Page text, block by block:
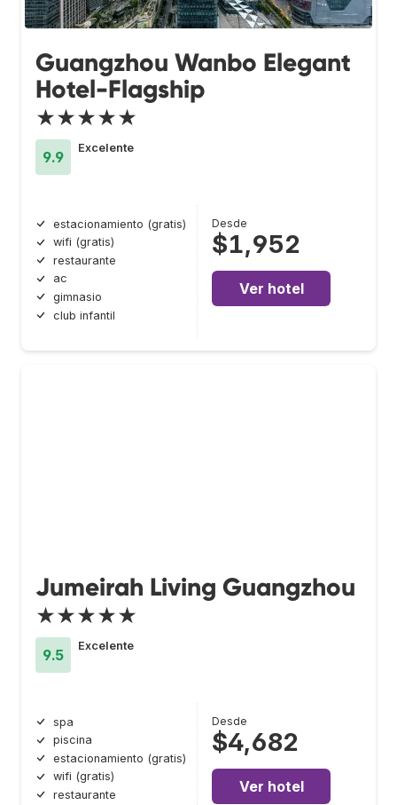
Guangzhou Wanbo Elegant
Hotel-Flagship
★★★★★
9.9
Excelente
estacionamiento (gratis)
wifi (gratis)
restaurante
ac
gimnasio
club infantil
Desde
$1,952
Ver hotel
Jumeirah Living Guangzhou
★★★★★
9.5
Excelente
spa
piscina
estacionamiento (gratis)
wifi (gratis)
restaurante
Desde
$4,682
Ver hotel